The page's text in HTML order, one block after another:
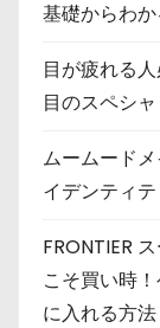
基礎からわか
目が疲れる
目のスペシ
ムームード
イデンティ
FRONTIER
こそ買い時
に入れる方法